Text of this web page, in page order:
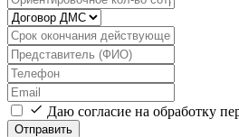
Даю согласие на обработку
Отправить